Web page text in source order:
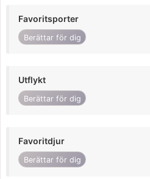
Favoritsporter
Berättar för dig
Utflykt
Berättar för dig
Favoritdjur
Berättar för dig